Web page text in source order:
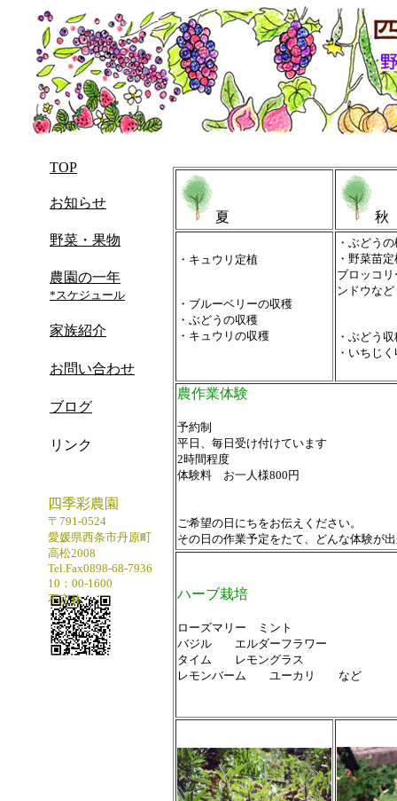
夏 秋
・キュウリ定植
・ブルーベリーの収穫
・ぶどうの収穫
・キュウリの収穫
・ぶどう
・野菜苗
ブロッコ
ンドウなど
・ぶどう
・いちじ
農作業体験
予約制
平日、毎日受け付けています
2時間程度
体験料 お一人様800円
ご希望の日にちをお伝えください。
その日の作業予定をたて、どんな体験が
ハーブ栽培
ローズマリー ミント
バジル エルダーフラワー
タイム レモングラス
レモンバーム ユーカリ など
TOP
お知らせ
野菜・果物
農園の一年
*スケジュール
家族紹介
お問い合わせ
ブログ
リンク
四季彩農園
〒791-0524
愛媛県西条市丹原町
高松2008
Tel.Fax0898-68-7936
10：00-1600
不定休